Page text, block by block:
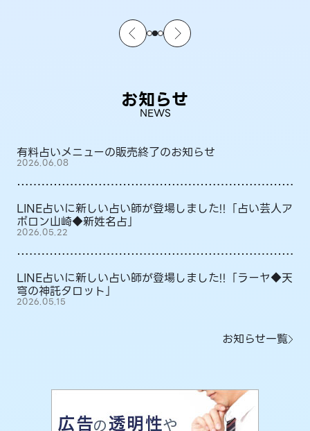
お知らせ
NEWS
有料占いメニューの販売終了のお知らせ
2026.06.08
LINE占いに新しい占い師が登場しました!!「占い芸人ア
ポロン山崎◆新姓名占」
2026.05.22
LINE占いに新しい占い師が登場しました!!「ラーヤ◆天
穹の神託タロット」
2026.05.15
お知らせ一覧